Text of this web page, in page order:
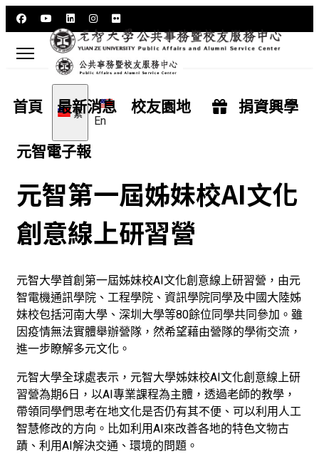
首頁 最新消息 校友園地 捐資興學
元智電子報
繁
En
元智第一屆姊妹校AI文化
創意線上研習營
元智大學首創第一屆姊妹校AI文化創意線上研習營，由元
智電機通訊學院、工程學院、資訊學院同學及中國大陸姊
妹校包括河南大學、深圳大學等80餘位同學共同參加。雖
因疫情無法實體舉辦營隊，然希望藉由營隊的學術交流，
進一步瞭解多元文化。
元智大學全球處表示，元智大學姊妹校AI文化創意線上研
習營為期6日，以AI專業課程為主體，透過老師的教學，
帶領同學們思考在地文化是否仍有其不便、可以利用人工
智慧修改的方向。比如利用AI來改善各地的特色文物古
蹟、利用AI解決交通、環境的問題。